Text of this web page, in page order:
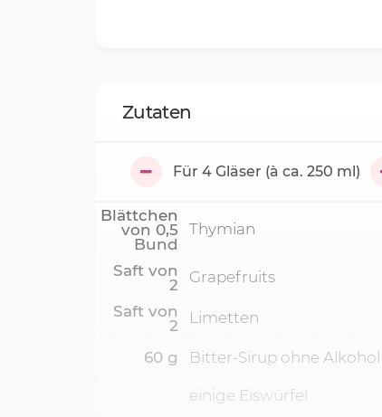
Zutaten
Für 4Gläser (à ca. 250 ml)
Blättchen
von 0,5
Bund
Thymian
Saft von
2
Grapefruits
Saft von
2
Limetten
60 g Bitter-Sirup ohne Alkohol
einige Eiswürfel